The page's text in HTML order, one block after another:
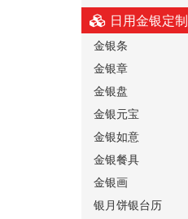
日用金银定制
金银条
金银章
金银盘
金银元宝
金银如意
金银餐具
金银画
银月饼银台历